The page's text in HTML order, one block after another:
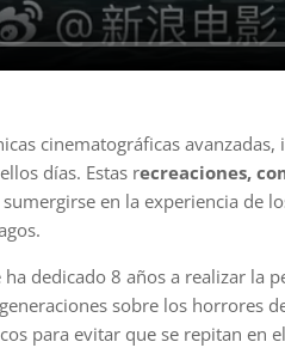
cinematográficas
días. Estas recreaciones,
en la experiencia de
dedicado 8 años a realizar la
sobre los horrores
para evitar que se repitan en